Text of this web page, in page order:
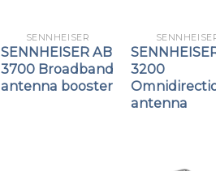
SENNHEISER
SENNHEISER AB
3700 Broadband
antenna booster
3200
antenna